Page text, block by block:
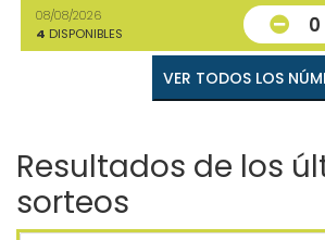
08/08/2026
4 DISPONIBLES 0
VER
Resultados de los
sorteos